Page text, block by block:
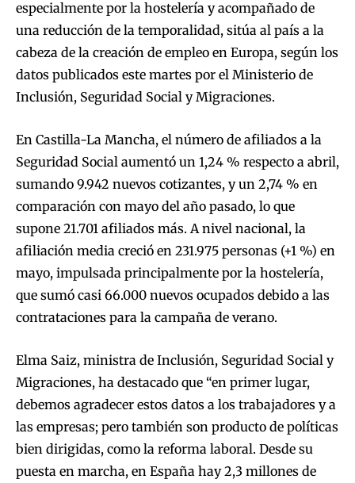
especialmente por la hostelería y acompañado de
una reducción de la temporalidad, sitúa al país a la
cabeza de la creación de empleo en Europa, según los
datos publicados este martes por el Ministerio de
Inclusión, Seguridad Social y Migraciones.
En Castilla-La Mancha, el número de afiliados a la
Seguridad Social aumentó un 1,24 % respecto a abril,
sumando 9.942 nuevos cotizantes, y un 2,74 % en
comparación con mayo del año pasado, lo que
supone 21.701 afiliados más. A nivel nacional, la
afiliación media creció en 231.975 personas (+1 %) en
mayo, impulsada principalmente por la hostelería,
que sumó casi 66.000 nuevos ocupados debido a las
contrataciones para la campaña de verano.
Elma Saiz, ministra de Inclusión, Seguridad Social y
Migraciones, ha destacado que “en primer lugar,
debemos agradecer estos datos a los trabajadores y a
las empresas; pero también son producto de políticas
bien dirigidas, como la reforma laboral. Desde su
puesta en marcha, en España hay 2,3 millones de